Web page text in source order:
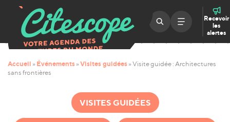
Recevoir
les
alertes
Accueil » Événements » Visites guidées » Visite guidée : Architectures
sans frontières
VISITES GUIDÉES